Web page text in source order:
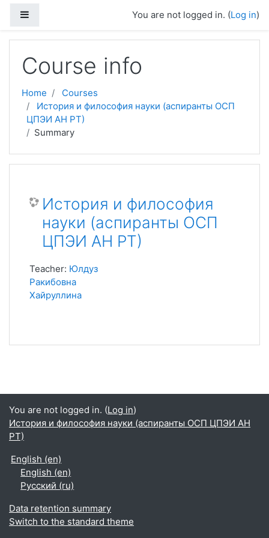
You are not logged in. (Log in)
Course info
Home
Courses
История и философия науки (аспиранты ОСП
ЦПЭИ АН РТ)
Summary
История и философия
науки (аспиранты ОСП
ЦПЭИ АН РТ)
Teacher: Юлдуз
Ракибовна
Хайруллина
You are not logged in. (Log in)
История и философия науки (аспиранты ОСП ЦПЭИ АН
РТ)
English ‎(en)‎
English ‎(en)‎
Русский ‎(ru)‎
Data retention summary
Switch to the standard theme